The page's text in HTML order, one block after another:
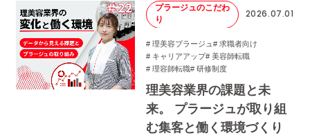
プラージュのこだわ
り
2026.07.01
# 理美容プラージュ# 求職者向け
# キャリアアップ# 美容師転職
# 理容師転職# 研修制度
理美容業界の課題と未
来。 プラージュが取り組
む集客と働く環境づくり